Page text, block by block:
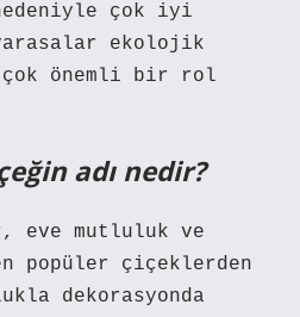
çok iyi
ekolojik
çok önemli bir rol
adı nedir?
eve mutluluk ve
popüler çiçeklerden
dekorasyonda